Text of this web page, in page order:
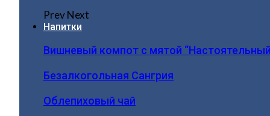
PrevNext
Напитки
Вишневый компот с мятой
Безалкогольная Сангрия
Облепиховый чай